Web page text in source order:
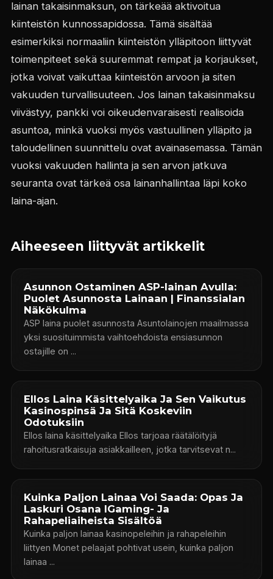
lainan takaisinmaksun, on tärkeää aktivoitua
kiinteistön kunnossapidossa. Tämä sisältää
esimerkiksi normaaliin kiinteistön ylläpitoon liittyvät
toimenpiteet sekä suuremmat rempat ja korjaukset,
jotka voivat vaikuttaa kiinteistön arvoon ja siten
vakuuden turvallisuuteen. Jos lainan takaisinmaksu
viivästyy, pankki voi oikeudenvaraisesti realisoida
asuntoa, minkä vuoksi myös vastuullinen ylläpito ja
taloudellinen suunnittelu ovat avainasemassa. Tämän
vuoksi vakuuden hallinta ja sen arvon jatkuva
seuranta ovat tärkeä osa lainanhallintaa läpi koko
laina-ajan.
Aiheeseen liittyvät artikkelit
Asunnon Ostaminen ASP-lainan Avulla:
Puolet Asunnosta Lainaan | Finanssialan
Näkökulma
ASP laina puolet asunnosta Asuntolainojen maailmassa
yksi suosituimmista vaihtoehdoista ensiasunnon
ostajille on ...
Ellos Laina Käsittelyaika Ja Sen Vaikutus
Kasinospinsä Ja Sitä Koskeviin
Odotuksiin
Ellos laina käsittelyaika Ellos tarjoaa räätälöityjä
rahoitusratkaisuja asiakkailleen, jotka tarvitsevat n...
Kuinka Paljon Lainaa Voi Saada: Opas Ja
Laskuri Osana IGaming- Ja
Rahapeliaiheista Sisältöä
Kuinka paljon lainaa kasinopeleihin ja rahapeleihin
liittyen Monet pelaajat pohtivat usein, kuinka paljon
lainaa ...